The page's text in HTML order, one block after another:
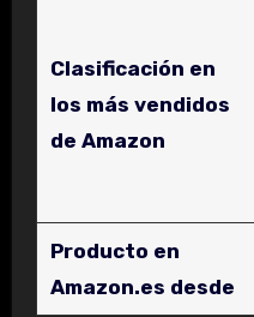
Clasificación en
los más vendidos
de Amazon
Producto en
Amazon.es desde